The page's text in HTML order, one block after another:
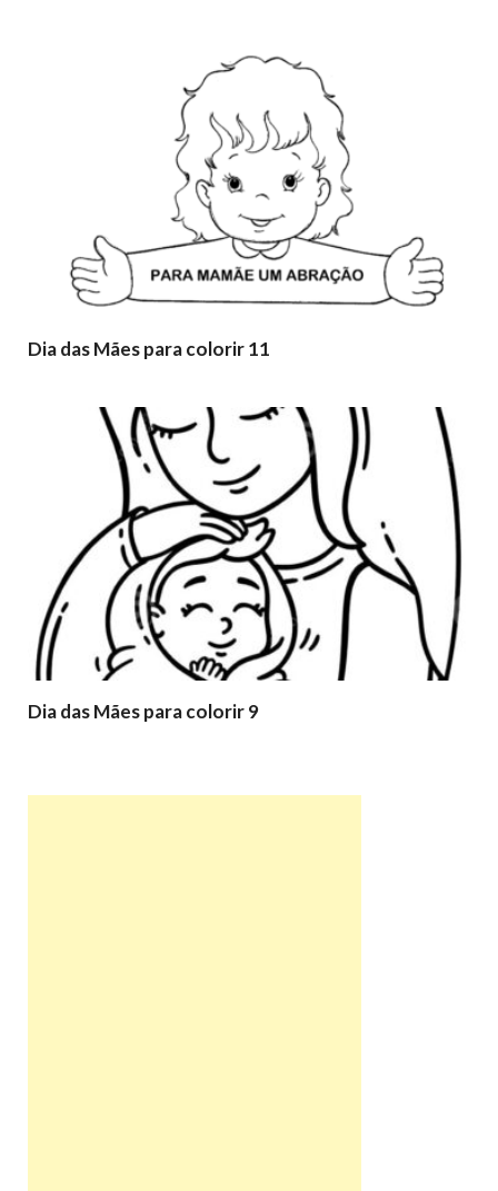
Dia das Mães para colorir 11
Dia das Mães para colorir 9